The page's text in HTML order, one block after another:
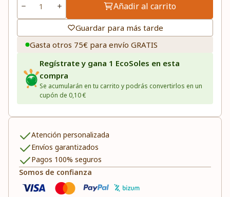
Añadir al carrito
Guardar para más tarde
Gasta otros 75€ para envío GRATIS
Regístrate y gana 1 EcoSoles en esta
compra
Se acumularán en tu carrito y podrás convertirlos en un
cupón de 0,10 €
Atención personalizada
Envíos garantizados
Pagos 100% seguros
Somos de confianza